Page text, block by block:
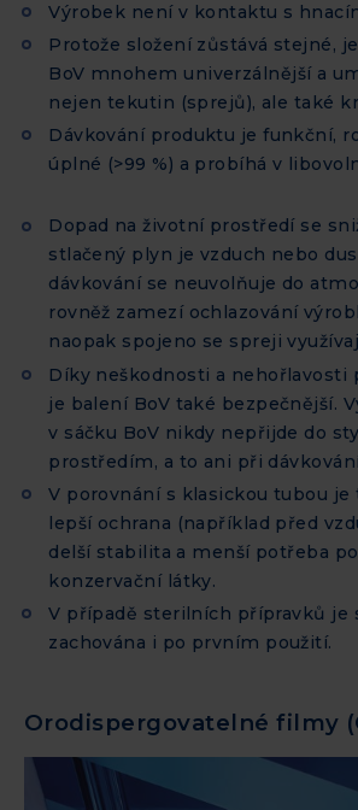
Výrobek není v kontaktu s
Protože složení zůstává stejné,
BoV mnohem univerzálnější a
nejen tekutin (sprejů), ale také
Dávkování produktu je funkční,
úplné (>99 %) a probíhá v
Dopad na životní prostředí se
stlačený plyn je vzduch nebo
dávkování se neuvolňuje do
rovněž zamezí ochlazování
naopak spojeno se spreji
Díky neškodnosti a nehořlavosti
je balení BoV také bezpečnější.
v sáčku BoV nikdy nepřijde do
prostředím, a to ani při
V porovnání s klasickou tubou je
lepší ochrana (například před
delší stabilita a menší potřeba
konzervační látky.
V případě sterilních přípravků je
zachována i po prvním použití.
Orodispergovatelné filmy